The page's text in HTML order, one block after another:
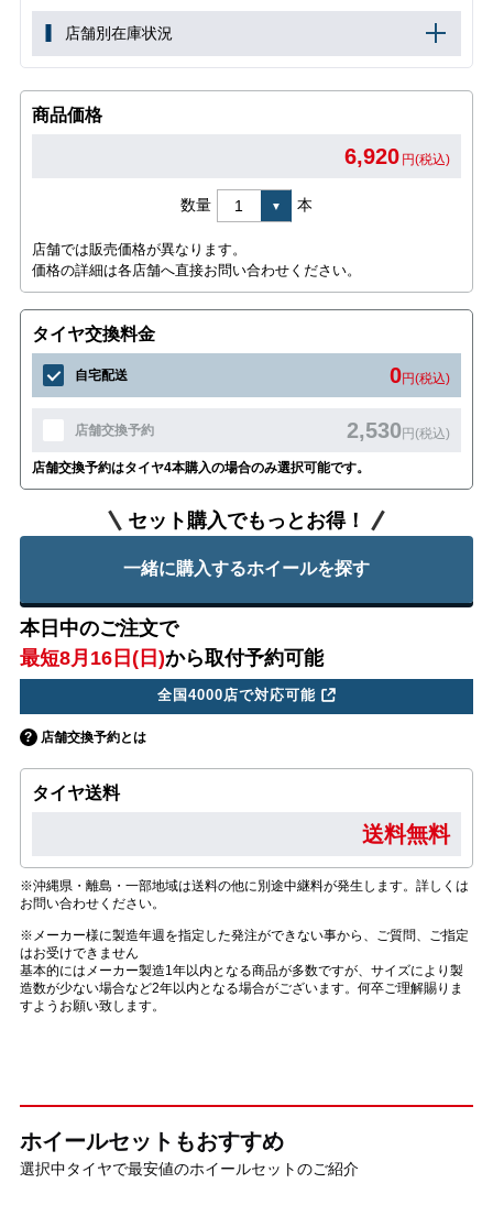
店舗別在庫状況
商品価格
6,920 円(税込)
数量 本
店舗では販売価格が異なります。
価格の詳細は各店舗へ直接お問い合わせください。
タイヤ交換料金
自宅配送 0円(税込)
店舗交換予約 2,530円(税込)
店舗交換予約はタイヤ4本購入の場合のみ選択可能です。
セット購入でもっとお得！
一緒に購入するホイールを探す
本日中のご注文で
最短8月16日(日)から取付予約可能
全国4000店で対応可能
店舗交換予約とは
タイヤ送料
送料無料
※沖縄県・離島・一部地域は送料の他に別途中継料が発生します。詳しくは
お問い合わせください。
※メーカー様に製造年週を指定した発注ができない事から、ご質問、ご指定
はお受けできません
基本的にはメーカー製造1年以内となる商品が多数ですが、サイズにより製
造数が少ない場合など2年以内となる場合がございます。何卒ご理解賜りま
すようお願い致します。
ホイールセットもおすすめ
選択中タイヤで最安値のホイールセットのご紹介